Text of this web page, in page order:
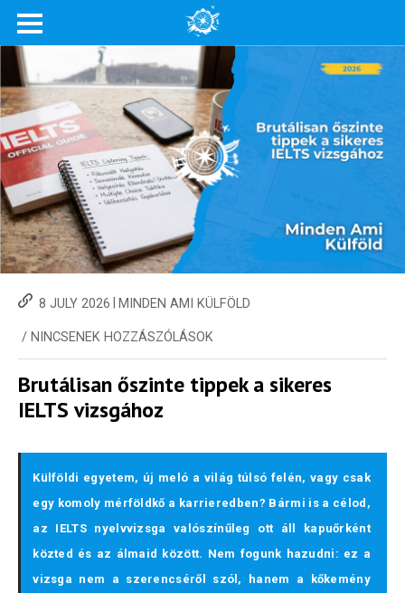
8 JULY 2026 MINDEN AMI KÜLFÖLD
/ NINCSENEK HOZZÁSZÓLÁSOK
Brutálisan őszinte tippek a sikeres
IELTS vizsgához
Külföldi egyetem, új meló a világ túlsó felén, vagy csak
egy komoly mérföldkő a karrieredben? Bármi is a célod,
az IELTS nyelvvizsga
valószínűleg ott áll kapuőrként
közted és az álmaid között. Nem fogunk hazudni: ez a
vizsga nem a szerencséről szól, hanem a kőkemény